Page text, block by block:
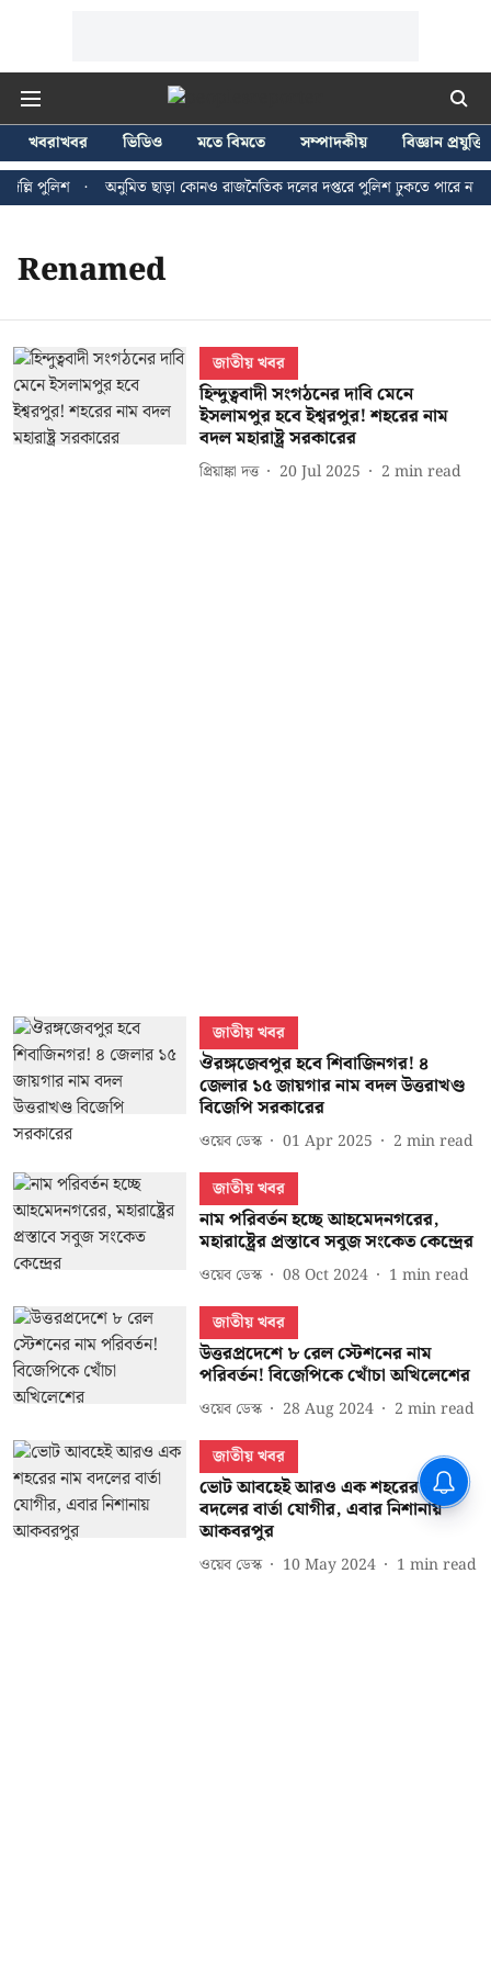
খবরাখবর ভিডিও মতে বিমতে সম্পাদকীয়
বিজ্ঞান প্রযুক্তি
পুলিশ
অনুমিত ছাড়া কোনও রাজনৈতিক দলের দপ্তরে পুলিশ ঢুকতে পারে না -
Renamed
জাতীয় খবর
হিন্দুত্ববাদী সংগঠনের দাবি মেনে
ইসলামপুর হবে ইশ্বরপুর! শহরের নাম
বদল মহারাষ্ট্র সরকারের
প্রিয়াঙ্কা দত্ত 20 Jul 2025 2 min read
জাতীয় খবর
ঔরঙ্গজেবপুর হবে শিবাজিনগর! ৪
জেলার ১৫ জায়গার নাম বদল উত্তরাখণ্ড
বিজেপি সরকারের
ওয়েব ডেস্ক 01 Apr 2025 2 min read
জাতীয় খবর
নাম পরিবর্তন হচ্ছে আহমেদনগরের,
মহারাষ্ট্রের প্রস্তাবে সবুজ সংকেত কেন্দ্রের
ওয়েব ডেস্ক 08 Oct 2024 1 min read
জাতীয় খবর
উত্তরপ্রদেশে ৮ রেল স্টেশনের নাম
পরিবর্তন! বিজেপিকে খোঁচা অখিলেশের
ওয়েব ডেস্ক 28 Aug 2024 2 min read
জাতীয় খবর
ভোট আবহেই আরও এক শহরের নাম
বদলের বার্তা যোগীর, এবার নিশানায়
আকবরপুর
ওয়েব ডেস্ক 10 May 2024 1 min read